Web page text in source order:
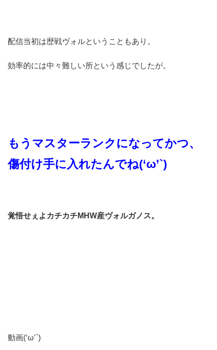
配信当初は歴戦ヴォルということもあり。
効率的には中々難しい所という感じでしたが。
もうマスターランクになってかつ、
傷付け手に入れたんでね(‘ω’`)
覚悟せぇよカチカチMHW産ヴォルガノス。
動画(‘ω’`)